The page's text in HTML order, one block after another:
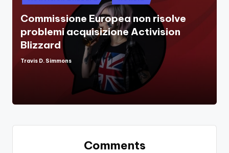
in
Commissione Europea non risolve
problemi acquisizione Activision
Blizzard
Posted
Travis D. Simmons
Comments